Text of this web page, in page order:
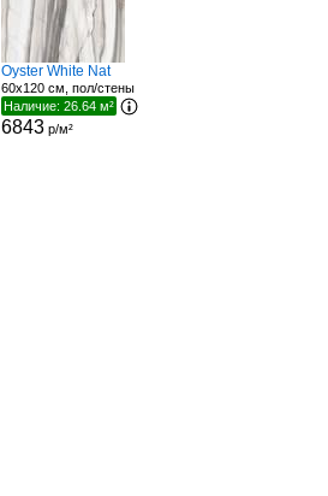
Oyster White Nat
60x120 см, пол/стены
Наличие: 26.64 м²
6843р/м²